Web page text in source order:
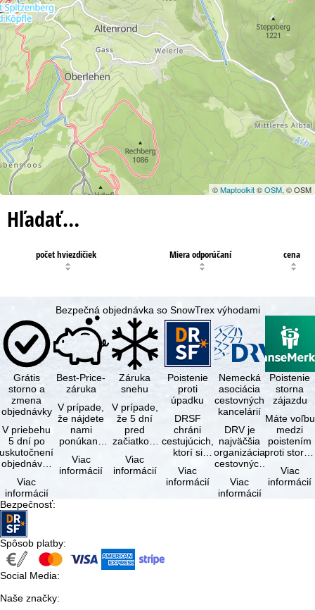
©Maptoolkit©OSM, © OSM
Hľadať…
počet hviezdičiek Miera odporúčaní cena
Bezpečná objednávka so SnowTrex výhodami
Grátis
storno a
zmena
objednávky
V priebehu
5 dní po
uskutočnení
objednávky
tejto
objednávky
bezplatne
…
Viac
informácií
Best-Price-
záruka
V prípade,
že nájdete
nami
ponúkaný
rovnakými
službami
Viac
informácií
Záruka
snehu
V prípade,
že 5 dní
pred
začiatkom
(deň
príjazdu)
Viac
informácií
Poistenie
proti
úpadku
DRSF
chráni
cestujúcich,
ktorí si
zájazd
alebo
Viac
informácií
Nemecká
asociácia
cestovných
kancelárií
DRV je
najväčšia
organizácia
cestovných
organizátorov
zájazdov v …
Viac
informácií
Poistenie
storna
zájazdu
Máte voľbu
medzi
poistením
proti stornu
cestovným
Viac
informácií
Bezpečnosť:
Spôsob platby:
Social Media:
Naše značky: